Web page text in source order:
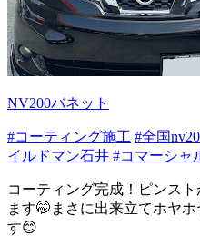
NV200バネット
#コーティング施工 #全国
イルドマン石井 #コマーシャ
コーティング完成！ピンス
ます🤭まさに出来立てホヤ
す😊